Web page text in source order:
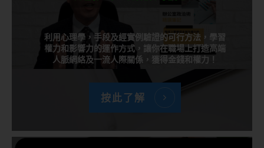
利用心理學，手段及經實例驗證的可行方法，學習
權力和影響力的運作方式，讓你在職場上打造高端
人脈網絡及一流人際關係，獲得金錢和權力！
按此了解